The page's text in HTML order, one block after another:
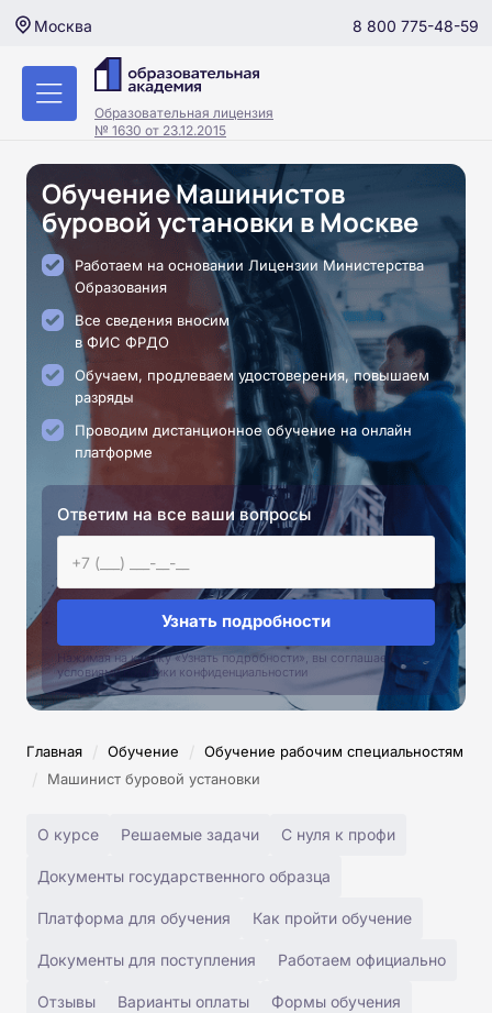
Москва 8 800 775-48-59
Образовательная лицензия
№ 1630 от 23.12.2015
Обучение Машинистов
буровой установки в Москве
Работаем на основании Лицензии Министерства
Образования
Все сведения вносим
в ФИС ФРДО
Обучаем, продлеваем удостоверения, повышаем
разряды
Проводим дистанционное обучение на онлайн
платформе
Ответим на все ваши вопросы
Узнать подробности
Нажимая на кнопку «Узнать подробности», вы соглашаетесь с
условиями политики конфиденциальностии
Главная / Обучение / Обучение рабочим специальностям
/ Машинист буровой установки
О курсе Решаемые задачи С нуля к профи
Документы государственного образца
Платформа для обучения Как пройти обучение
Документы для поступления Работаем официально
Отзывы Варианты оплаты Формы обучения